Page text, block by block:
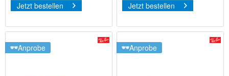
Jetzt bestellen Jetzt bestellen
Anprobe Anprobe